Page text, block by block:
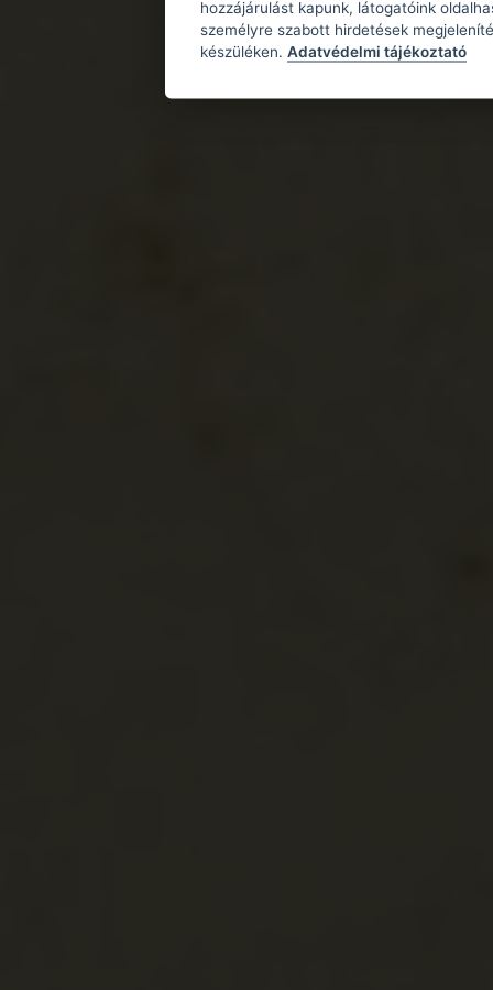
hozzájárulást kapunk, látogatóink
személyre szabott hirdetések
készüléken. Adatvédelmi tájékoztató